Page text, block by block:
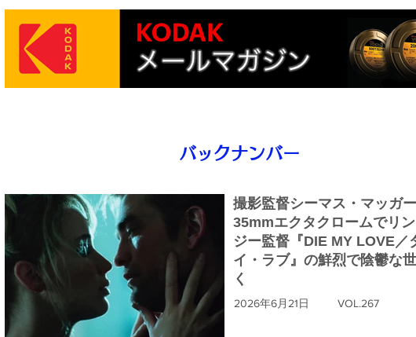
バックナンバー
撮影監督シーマス・マッガー
35mmエクタクロームでリ
ジー監督『DIE MY LOVE／
イ・ラブ』の鮮烈で陰鬱な
く
2026年6月21日 VOL.267